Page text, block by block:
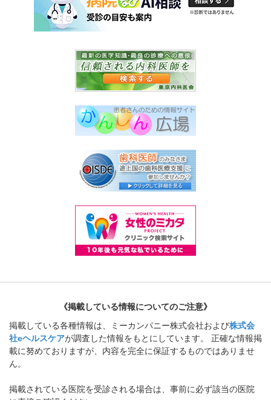
《掲載している情報についてのご注意》
掲載している各種情報は、ミーカンパニー株式会社および株式会
社eヘルスケアが調査した情報をもとにしています。 正確な情報掲
載に努めておりますが、内容を完全に保証するものではありませ
ん。
掲載されている医院を受診される場合は、事前に必ず該当の医院